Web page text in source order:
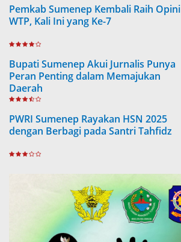
Pemkab Sumenep Kembali Raih Opini
WTP, Kali Ini yang Ke-7
Bupati Sumenep Akui Jurnalis Punya
Peran Penting dalam Memajukan
Daerah
PWRI Sumenep Rayakan HSN 2025
dengan Berbagi pada Santri Tahfidz